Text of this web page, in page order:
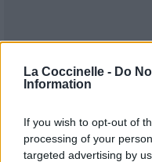
La Coccinelle - Do
Information
If you wish to opt-out of
processing of your
targeted advertising by
Publié parLoony1d33
Albums :